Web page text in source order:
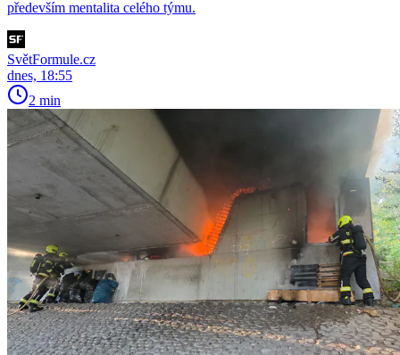
především mentalita celého týmu.
SvětFormule.cz
dnes, 18:55
2 min